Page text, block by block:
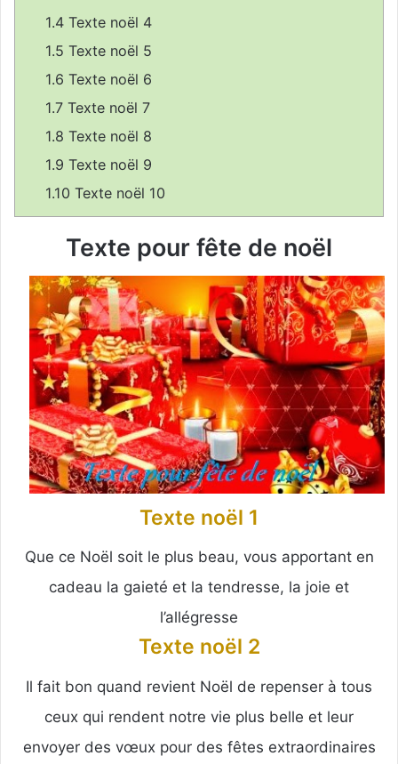
c
o
u
r
i
e
1.4 Texte noël 4
1.5 Texte noël 5
1.6 Texte noël 6
1.7 Texte noël 7
1.8 Texte noël 8
1.9 Texte noël 9
1.10 Texte noël 10
Texte pour fête de noël
Texte noël 1
Que ce Noël soit le plus beau, vous apportant en
cadeau la gaieté et la tendresse, la joie et
l’allégresse
Texte noël 2
Il fait bon quand revient Noël de repenser à tous
ceux qui rendent notre vie plus belle et leur
envoyer des vœux pour des fêtes extraordinaires